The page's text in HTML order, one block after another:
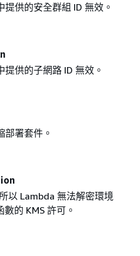
提供的安全群組 ID 無效。
提供的子網路 ID 無效。
部署套件。
以 Lambda 無法解密環境
的 KMS 許可。